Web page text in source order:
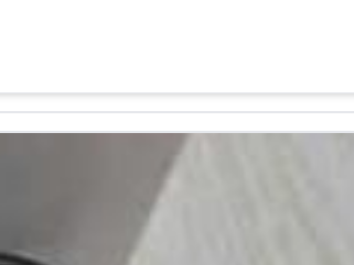
из пищевого
для хранения продуктов, итд. Варианты